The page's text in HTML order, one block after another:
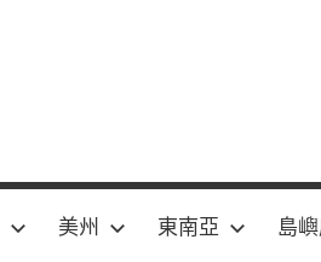
美州 東南亞 島